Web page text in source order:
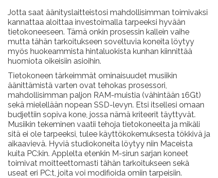
Jotta saat äänityslaitteistosi mahdollisimman toimivaksi
kannattaa aloittaa investoimalla tarpeeksi hyvään
tietokoneeseen. Tämä onkin prosessin kallein vaihe
mutta tähän tarkoitukseen soveltuvia koneita löytyy
myös huokeammista hintaluokista kunhan kiinnittää
huomiota oikeisiin asioihin.
Tietokoneen tärkeimmät ominaisuudet musiikin
äänittämistä varten ovat tehokas prosessori,
mahdollisimman paljon RAM-muistia (vähintään 16Gt)
sekä mielellään nopean SSD-levyn. Etsi itsellesi omaan
budjettiin sopiva kone, jossa nämä kriteerit täyttyvät.
Musiikin tekeminen vaatii tehoja tietokoneelta ja mikäli
sitä ei ole tarpeeksi, tulee käyttökokemuksesta tökkivä ja
aikaavievä. Hyviä studiokoneita löytyy niin Maceista
kuita PC:kin. Applelta etenkin M-sirun sarjan koneet
toimivat moitteettomasti tähän tarkoitukseen sekä
useat eri PC:t, joita voi modifioida omiin tarpeisiin.